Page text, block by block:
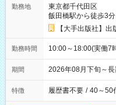
勤務地
東京都千代田区
飯田橋駅から徒歩3分
【大手出版社】
勤務時間 10:00～18:00(実働
期間 2026年08月下旬～
特徴 履歴書不要 / 40～50